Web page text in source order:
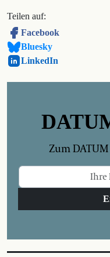
Teilen auf:
Facebook
Bluesky
LinkedIn
Zum